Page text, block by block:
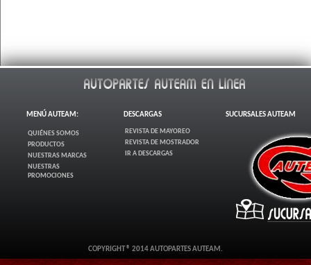
MENÚ AUTEAM:
QUIÉNES SOMOS
PRODUCTOS
NUESTRAS MARCAS
NUESTRAS
PROMOCIONES
DESCARGAS
REVISTA DE MAYOREO
REVISTA DE MOSTRADOR
IR A DESCARGAS
SUCURSALES AUTEAM
COPYRIGHT ® 2014 AUTOPARTES AUTEAM.